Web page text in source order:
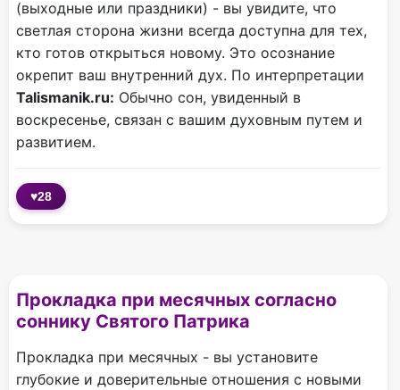
(выходные или праздники) - вы увидите, что
светлая сторона жизни всегда доступна для тех,
кто готов открыться новому. Это осознание
окрепит ваш внутренний дух. По интерпретации
Talismanik.ru: Обычно сон, увиденный в
воскресенье, связан с вашим духовным путем и
развитием.
♥28
Прокладка при месячных согласно
соннику Святого Патрика
Прокладка при месячных - вы установите
глубокие и доверительные отношения с новыми